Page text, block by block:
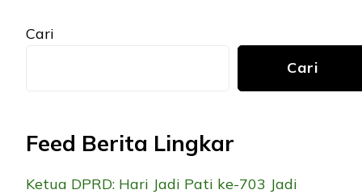
Cari
Cari
Feed Berita Lingkar
Ketua DPRD: Hari Jadi Pati ke-703 Jadi